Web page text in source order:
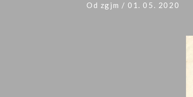
Od zgjm / 01. 05. 2020